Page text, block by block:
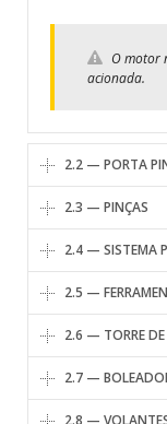
O motor
acionada.
2.2 — PORTA
2.3 — PINÇAS
2.4 — SISTEMA
2.5 —
2.6 — TORRE DE
2.7 —
2.8 —